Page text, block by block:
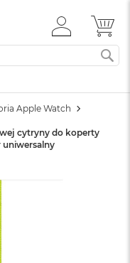
ZALOGUJ
SIĘ
Apple Watch
cytryny do koperty